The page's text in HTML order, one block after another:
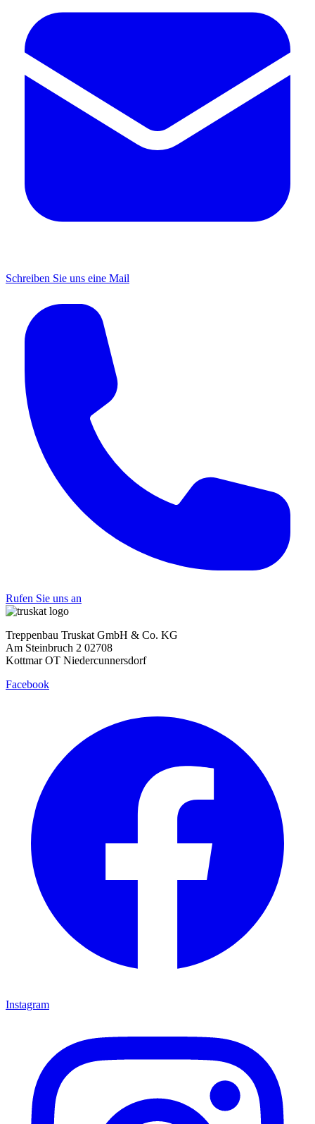
Schreiben Sie uns eine Mail
Rufen Sie uns an
Treppenbau Truskat GmbH & Co. KG
Am Steinbruch 2 02708
Kottmar OT Niedercunnersdorf
Facebook
Instagram